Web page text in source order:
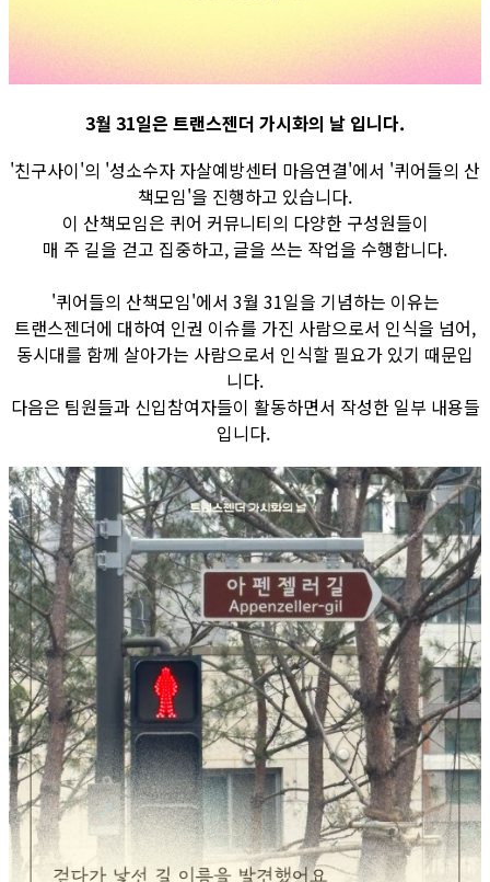
3월 31일은 트랜스젠더 가시화의 날 입니다.
'친구사이'의 '성소수자 자살예방센터 마음연결'에서 '퀴어들의 산
책모임'을 진행하고 있습니다.
이 산책모임은 퀴어 커뮤니티의 다양한 구성원들이
매 주 길을 걷고 집중하고, 글을 쓰는 작업을 수행합니다.
'퀴어들의 산책모임'에서 3월 31일을 기념하는 이유는
트랜스젠더에 대하여 인권 이슈를 가진 사람으로서 인식을 넘어,
동시대를 함께 살아가는 사람으로서 인식할 필요가 있기 때문입
니다.
다음은 팀원들과 신입참여자들이 활동하면서 작성한 일부 내용들
입니다.